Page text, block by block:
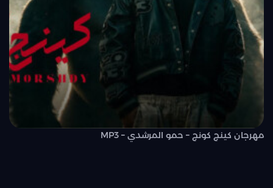
مهرجان كينج كونج – حمو المرشدي – MP3